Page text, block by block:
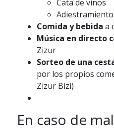
Cata de vinos
Comida y bebida a
Música en directo
Zizur
Sorteo de una
por los propios
Zizur Bizi)
En caso de